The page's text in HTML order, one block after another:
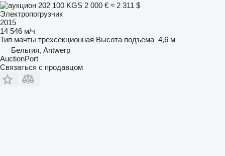
202 100 KGS 2 000 € ≈ 2 311 $
Электропогрузчик
2015
14 546 м/ч
Тип мачты трехсекционная Высота подъема 4,6 м
Бельгия, Antwerp
AuctionPort
Связаться с продавцом